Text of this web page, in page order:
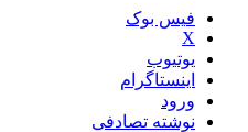
فیس بوک
X
یوتیوب
اینستاگرام
ورود
نوشته تصادفی